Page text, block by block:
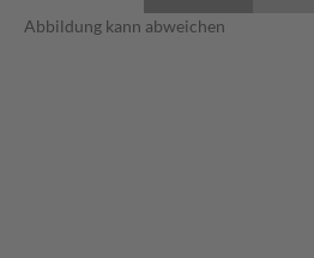
Abbildung kann abweichen